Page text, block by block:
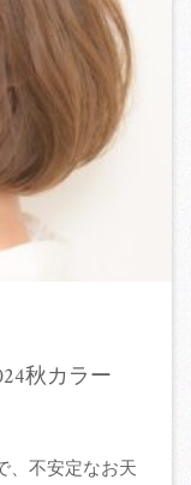
秋カラー
、不安定なお天